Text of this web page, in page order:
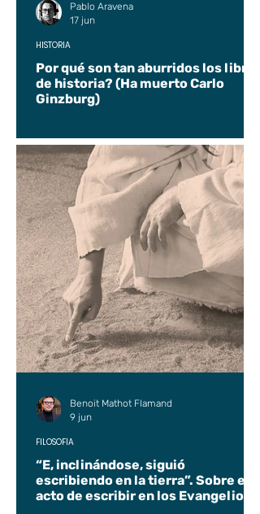
Por qué son tan aburridos los libros
de historia? (Ha muerto Carlo
Ginzburg)
HISTORIA
Pablo Aravena
17 jun
“E, inclinándose, siguió
escribiendo en la tierra”. Sobre el
acto de escribir en los Evangelios.
FILOSOFÍA
Benoit Mathot Flamand
9 jun